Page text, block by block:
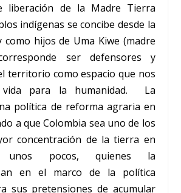
liberación de la Madre Tierra
indígenas se concibe desde la
como hijos de Uma Kiwe (madre
ser defensores y
territorio como espacio que nos
para la humanidad. La
política de reforma agraria en
a que Colombia sea uno de los
concentración de la tierra en
unos pocos, quienes la
en el marco de la política
sus pretensiones de acumular